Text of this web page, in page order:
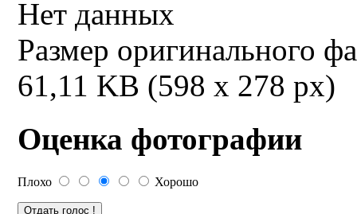
Нет данных
Размер оригинального
61,11 KB (598 x 278 px)
Оценка фотографии
Плохо Хорошо